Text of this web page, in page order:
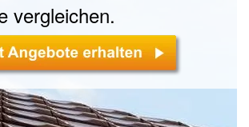
vergleichen.